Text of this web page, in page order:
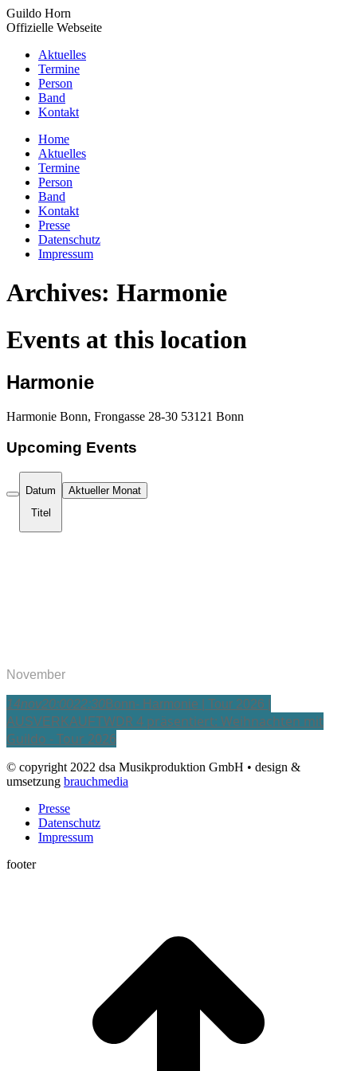
Zum
Inhalt
Guildo Horn
Offizielle Webseite
Aktuelles
Termine
Person
Band
Kontakt
YouTube
page
opens
new
window
Facebook
page
opens
new
window
page
opens
new
window
Instagram
page
opens
new
window
Home
Aktuelles
Termine
Person
Band
Kontakt
Presse
Datenschutz
Impressum
Archives: Harmonie
Events at this location
Harmonie
Harmonie Bonn, Frongasse 28-30 53121 Bonn
Upcoming Events
Datum
Titel
Aktueller Monat
November
14nov20:0022:30Bonn- Harmonie | Tour 2026 |
AUSVERKAUFTWDR 4 präsentiert: Weihnachten mit
Guildo - Tour 2026
© copyright 2022 dsa Musikproduktion GmbH • design &
umsetzung brauchmedia
Presse
Datenschutz
Impressum
footer